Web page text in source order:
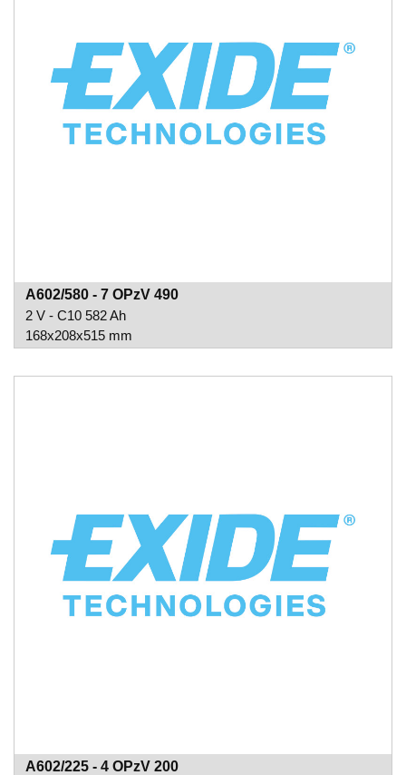
A602/580 - 7 OPzV 490
2 V - C10 582 Ah
168x208x515 mm
A602/225 - 4 OPzV 200